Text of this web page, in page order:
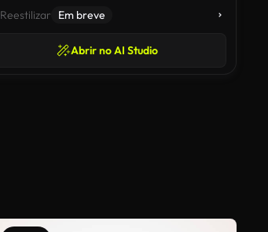
Reestilizar Em breve
Abrir no AI Studio